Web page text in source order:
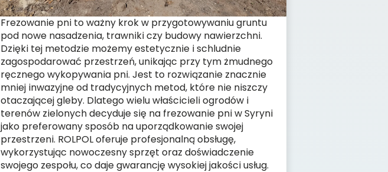
Frezowanie pni to ważny krok w przygotowywaniu gruntu
pod nowe nasadzenia, trawniki czy budowy nawierzchni.
Dzięki tej metodzie możemy estetycznie i schludnie
zagospodarować przestrzeń, unikając przy tym żmudnego
ręcznego wykopywania pni. Jest to rozwiązanie znacznie
mniej inwazyjne od tradycyjnych metod, które nie niszczy
otaczającej gleby. Dlatego wielu właścicieli ogrodów i
terenów zielonych decyduje się na frezowanie pni w Syryni
jako preferowany sposób na uporządkowanie swojej
przestrzeni. ROLPOL oferuje profesjonalną obsługę,
wykorzystując nowoczesny sprzęt oraz doświadczenie
swojego zespołu, co daje gwarancję wysokiej jakości usług.